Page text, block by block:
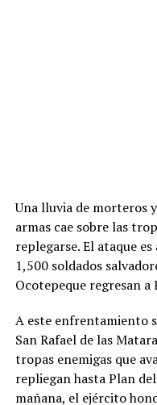
Una lluvia de morteros
armas cae sobre las
replegarse. El ataque
1,500 soldados
Ocotepeque regresan a
A este enfrentamiento
San Rafael de las
tropas enemigas que
repliegan hasta Plan
mañana, el ejército